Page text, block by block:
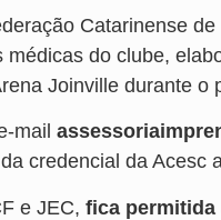
Catarinense
do clube,
Joinville durante o
mail
credencial da Acesc
e JEC, fica permitida